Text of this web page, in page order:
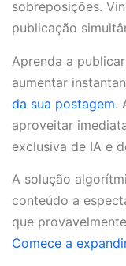
sobreposições.
publicação
Aprenda a
aumentar
da sua postagem.
aproveitar
exclusiva de IA e
A solução
conteúdo a
que
Comece a